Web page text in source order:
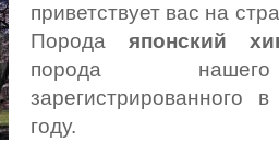
приветствует вас на
Порода японский
порода
году.